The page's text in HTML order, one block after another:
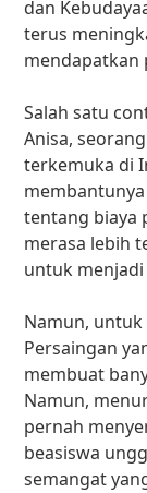
dan
terus
mendapatkan
Salah satu
Anisa,
terkemuka di
tentang biaya
merasa lebih
untuk menjadi
Namun,
Persaingan
membuat
Namun,
pernah
beasiswa
semangat